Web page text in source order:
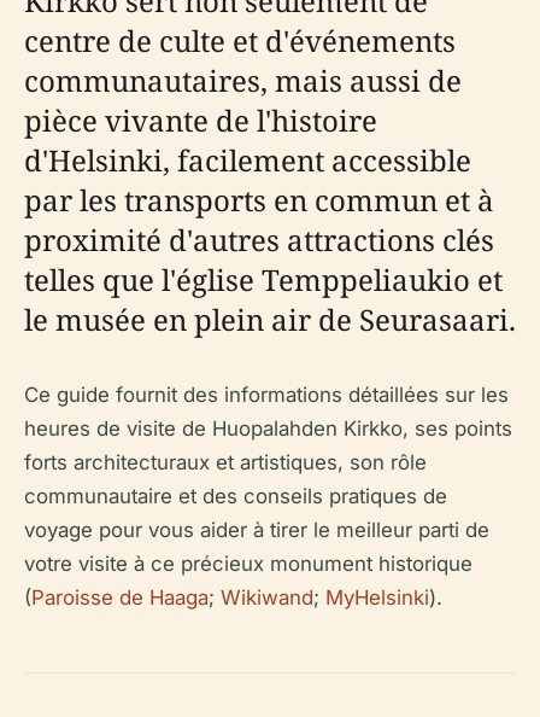
centre de culte et d'événements
communautaires, mais aussi de
pièce vivante de l'histoire
d'Helsinki, facilement accessible
par les transports en commun et à
proximité d'autres attractions clés
telles que l'église Temppeliaukio et
le musée en plein air de Seurasaari.
Ce guide fournit des informations détaillées sur les
heures de visite de Huopalahden Kirkko, ses points
forts architecturaux et artistiques, son rôle
communautaire et des conseils pratiques de
voyage pour vous aider à tirer le meilleur parti de
votre visite à ce précieux monument historique
(Paroisse de Haaga; Wikiwand; MyHelsinki).